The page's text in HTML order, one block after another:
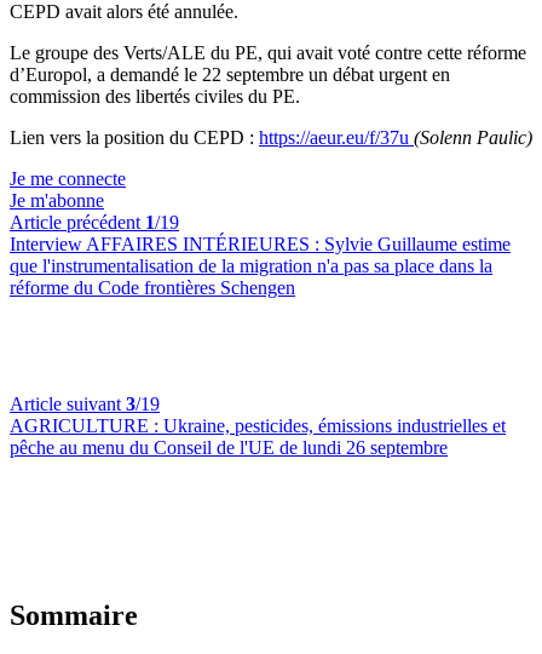
CEPD avait alors été annulée.
Le groupe des Verts/ALE du PE, qui avait voté contre cette réforme
d’Europol, a demandé le 22 septembre un débat urgent en
commission des libertés civiles du PE.
Lien vers la position du CEPD : https://aeur.eu/f/37u (Solenn Paulic)
Je me connecte
Je m'abonne
Article précédent 1/19
Interview AFFAIRES INTÉRIEURES : Sylvie Guillaume estime
que l'instrumentalisation de la migration n'a pas sa place dans la
réforme du Code frontières Schengen
Article suivant 3/19
AGRICULTURE : Ukraine, pesticides, émissions industrielles et
pêche au menu du Conseil de l'UE de lundi 26 septembre
Sommaire